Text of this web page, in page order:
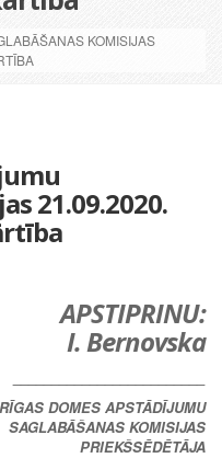
KOMISIJAS
21.09.2020.
APSTIPRINU:
I. Bernovska
RĪGAS DOMES APSTĀDĪJUMU
SAGLABĀŠANAS KOMISIJAS
PRIEKŠSĒDĒTĀJA